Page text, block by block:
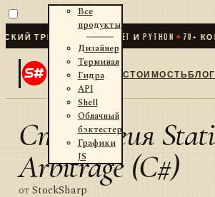
ТРЕЙДИНГ ДЛЯ .NET И PYTHON✦70+
Все
продукты
Дизайнер
Терминал
Гидра
API
Shell
Облачный
бэктестер
Графики
JS
СТОИМОСТЬБЛОГ
Стратегия
Arbitrage (C#)
отStockSharp